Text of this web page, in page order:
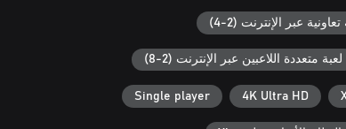
تعاونية عبر الإنترنت (2-4)
لعبة متعددة اللاعبين عبر الإنترنت (2-8)
4K Ultra HD
Single player